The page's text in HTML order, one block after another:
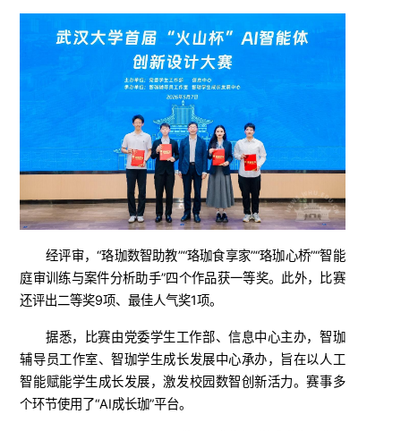
经评审，“珞珈数智助教”“珞珈食享家”“珞珈心桥”“智能
庭审训练与案件分析助手”四个作品获一等奖。此外，比赛
还评出二等奖9项、最佳人气奖1项。
据悉，比赛由党委学生工作部、信息中心主办，智珈
辅导员工作室、智珈学生成长发展中心承办，旨在以人工
智能赋能学生成长发展，激发校园数智创新活力。赛事多
个环节使用了“AI成长珈”平台。